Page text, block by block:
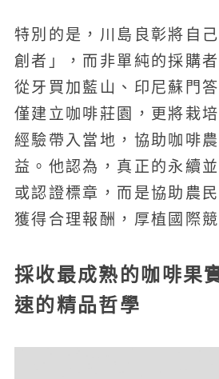
特別的是，川島良彰將自
創者」，而非單純的採購
從牙買加藍山、印尼蘇門
僅建立咖啡莊園，更將栽
經驗帶入當地，協助咖啡
益。他認為，真正的永續
或認證標章，而是協助農
獲得合理報酬，厚植國際競
採收最成熟的咖啡果
速的精品哲學